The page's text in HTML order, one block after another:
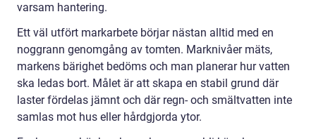
varsam hantering.
Ett väl utfört markarbete börjar nästan alltid med en
noggrann genomgång av tomten. Marknivåer mäts,
markens bärighet bedöms och man planerar hur vatten
ska ledas bort. Målet är att skapa en stabil grund där
laster fördelas jämnt och där regn- och smältvatten inte
samlas mot hus eller hårdgjorda ytor.